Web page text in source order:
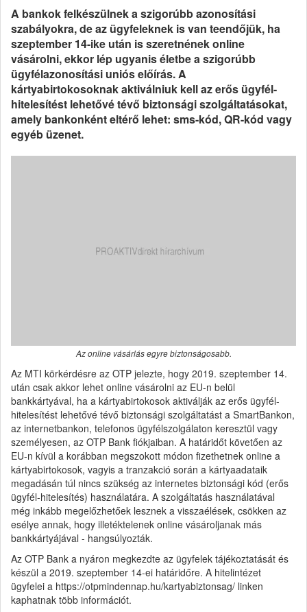
A bankok felkészülnek a szigorúbb azonosítási
szabályokra, de az ügyfeleknek is van teendőjük, ha
szeptember 14-ike után is szeretnének online
vásárolni, ekkor lép ugyanis életbe a szigorúbb
ügyfélazonosítási uniós előírás. A
kártyabirtokosoknak aktiválniuk kell az erős ügyfél-
hitelesítést lehetővé tévő biztonsági szolgáltatásokat,
amely bankonként eltérő lehet: sms-kód, QR-kód vagy
egyéb üzenet.
Az online vásárlás egyre biztonságosabb.
Az MTI körkérdésre az OTP jelezte, hogy 2019. szeptember 14.
után csak akkor lehet online vásárolni az EU-n belül
bankkártyával, ha a kártyabirtokosok aktiválják az erős ügyfél-
hitelesítést lehetővé tévő biztonsági szolgáltatást a SmartBankon,
az internetbankon, telefonos ügyfélszolgálaton keresztül vagy
személyesen, az OTP Bank fiókjaiban. A határidőt követően az
EU-n kívül a korábban megszokott módon fizethetnek online a
kártyabirtokosok, vagyis a tranzakció során a kártyaadataik
megadásán túl nincs szükség az internetes biztonsági kód (erős
ügyfél-hitelesítés) használatára. A szolgáltatás használatával
még inkább megelőzhetőek lesznek a visszaélések, csökken az
esélye annak, hogy illetéktelenek online vásároljanak más
bankkártyájával - hangsúlyozták.
Az OTP Bank a nyáron megkezdte az ügyfelek tájékoztatását és
készül a 2019. szeptember 14-ei határidőre. A hitelintézet
ügyfelei a https://otpmindennap.hu/kartyabiztonsag/ linken
kaphatnak több információt.